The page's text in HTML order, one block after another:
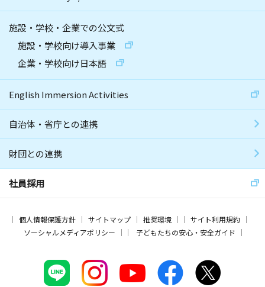
施設・学校・企業での公文式
施設・学校向け導入事業
企業・学校向け日本語
English Immersion Activities
自治体・省庁との連携
財団との連携
社員採用
個人情報保護方針 サイトマップ 推奨環境
サイト利用規約
ソーシャルメディアポリシー
子どもたちの安心・安全ガイド